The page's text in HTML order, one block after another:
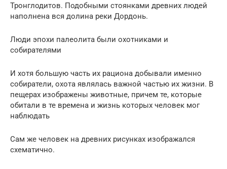
Тронглодитов. Подобными стоянками древних людей
наполнена вся долина реки Дордонь.
Люди эпохи палеолита были охотниками и
собирателями
И хотя большую часть их рациона добывали именно
собиратели, охота являлась важной частью их жизни. В
пещерах изображены животные, причем те, которые
обитали в те времена и жизнь которых человек мог
наблюдать
Сам же человек на древних рисунках изображался
схематично.